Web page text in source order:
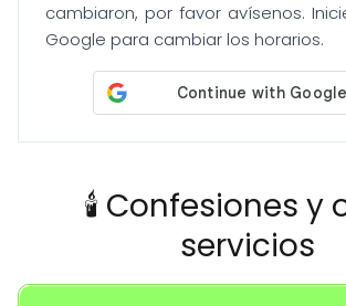
cambiaron, por favor avísenos.
Google para cambiar los horarios.
🕯️ Confesiones y
servicios